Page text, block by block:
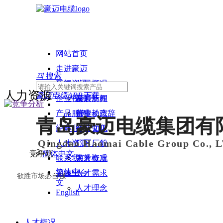
网站首页
走进豪迈
公司概况
发展历程
董事长致辞
企业文化
厂区厂貌
荣誉资质
新闻资讯
豪迈新闻
行业动态
行业知识
企业视频
产品服务
经典业绩
人才资源
人才概况
人才需求
人才理念
联系我们
采购平台
끠 搜索
豪迈电缆APP下载
青岛豪迈电缆集团有
Qingdao Haomai Cable Group Co.,
ꀅ 简体中文
简体中
文
English
人力资源
竞争观
欲胜市场必自强